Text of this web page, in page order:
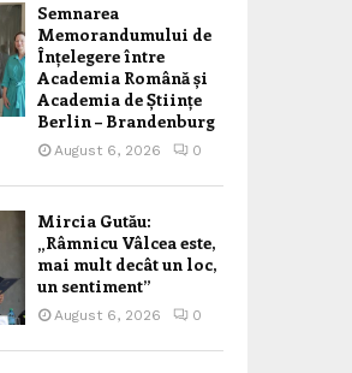
Semnarea
Memorandumului de
Înțelegere între
Academia Română și
Academia de Științe
Berlin – Brandenburg
August 6, 2026 0
Mircia Gutău:
„Râmnicu Vâlcea este,
mai mult decât un loc,
un sentiment”
August 6, 2026 0